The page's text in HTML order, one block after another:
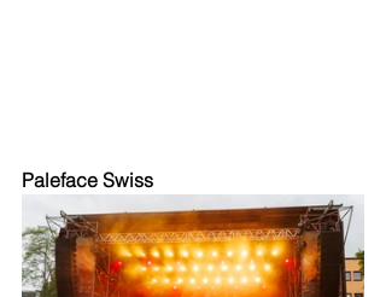
Paleface Swiss